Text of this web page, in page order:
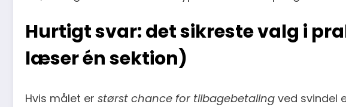
Hurtigt svar: det sikreste valg i
læser én sektion)
Hvis målet er størst chance for tilbagebetaling ved svindel